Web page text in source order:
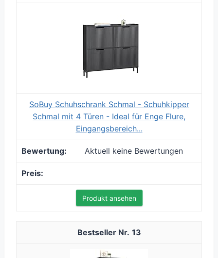
SoBuy Schuhschrank Schmal - Schuhkipper
Schmal mit 4 Türen - Ideal für Enge Flure,
Eingangsbereich...
Aktuell keine Bewertungen
Produkt ansehen
13